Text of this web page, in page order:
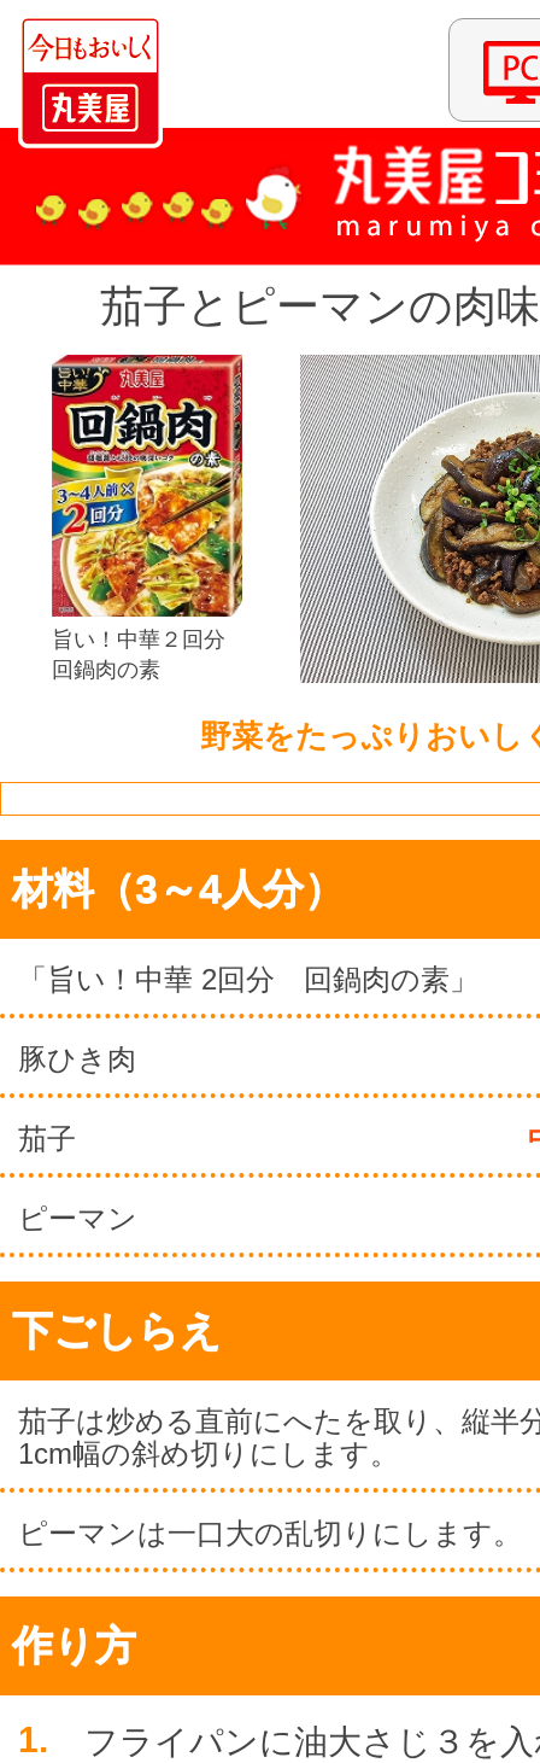
茄子とピーマンの肉
旨い！中華２回分
回鍋肉の素
野菜をたっぷりおいし
材料（3～4人分）
「旨い！中華 2回分 回鍋肉の素」
豚ひき肉
茄子
ピーマン
下ごしらえ
茄子は炒める直前にへたを取り、縦半
1cm幅の斜め切りにします。
ピーマンは一口大の乱切りにします。
作り方
1.
フライパンに油大さじ３を